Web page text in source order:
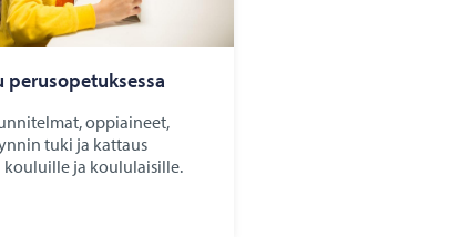
pe­rus­o­pe­tuk­ses­sa
oppiaineet,
tuki ja kattaus
kouluille ja koululaisille.